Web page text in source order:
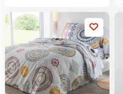
MDF/textil, celková
délka 40 cm. Sněhové
vločky 8,5 x 9
cm.Hotová dekorace
Na stěnu, okno nebo
volně do prostoru